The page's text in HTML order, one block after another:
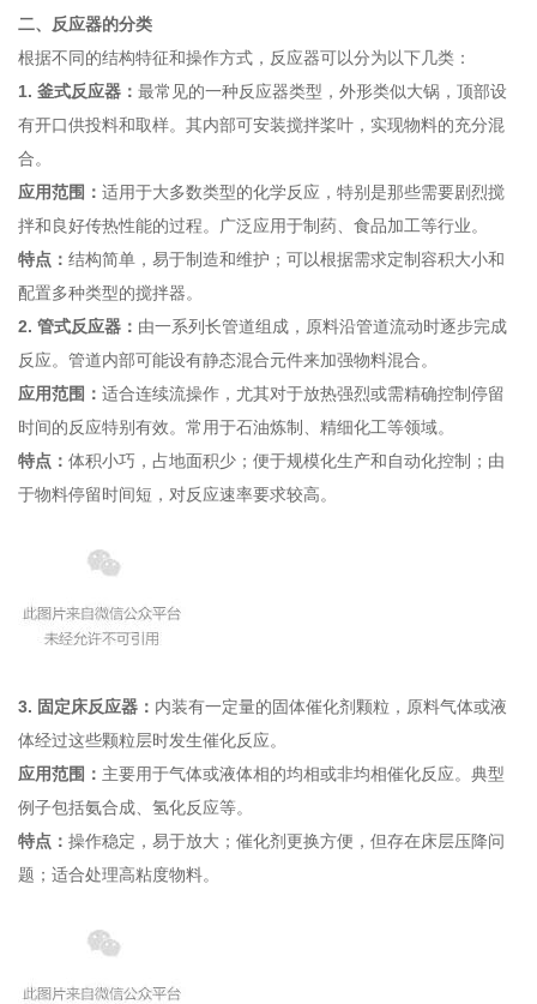
二、反应器的分类
根据不同的结构特征和操作方式，反应器可以分为以下几类：
1. 釜式反应器 ： 最常见的一种反应器类型，外形类似大锅，顶部设
有开口供投料和取样。其内部可安装搅拌桨叶，实现物料的充分混
合。
应用范围： 适用于大多数类型的化学反应，特别是那些需要剧烈搅
拌和良好传热性能的过程。广泛应用于制药、食品加工等行业。
特点： 结构简单，易于制造和维护；可以根据需求定制容积大小和
配置多种类型的搅拌器。
2. 管式反应器 ： 由一系列长管道组成，原料沿管道流动时逐步完成
反应。管道内部可能设有静态混合元件来加强物料混合。
应用范围： 适合连续流操作，尤其对于放热强烈或需精确控制停留
时间的反应特别有效。常用于石油炼制、精细化工等领域。
特点： 体积小巧，占地面积少；便于规模化生产和自动化控制；由
于物料停留时间短，对反应速率要求较高。
3. 固定床反应器： 内装有一定量的固体催化剂颗粒，原料气体或液
体经过这些颗粒层时发生催化反应。
应用范围： 主要用于气体或液体相的均相或非均相催化反应。典型
例子包括氨合成、氢化反应等。
特点： 操作稳定，易于放大；催化剂更换方便，但存在床层压降问
题；适合处理高粘度物料。